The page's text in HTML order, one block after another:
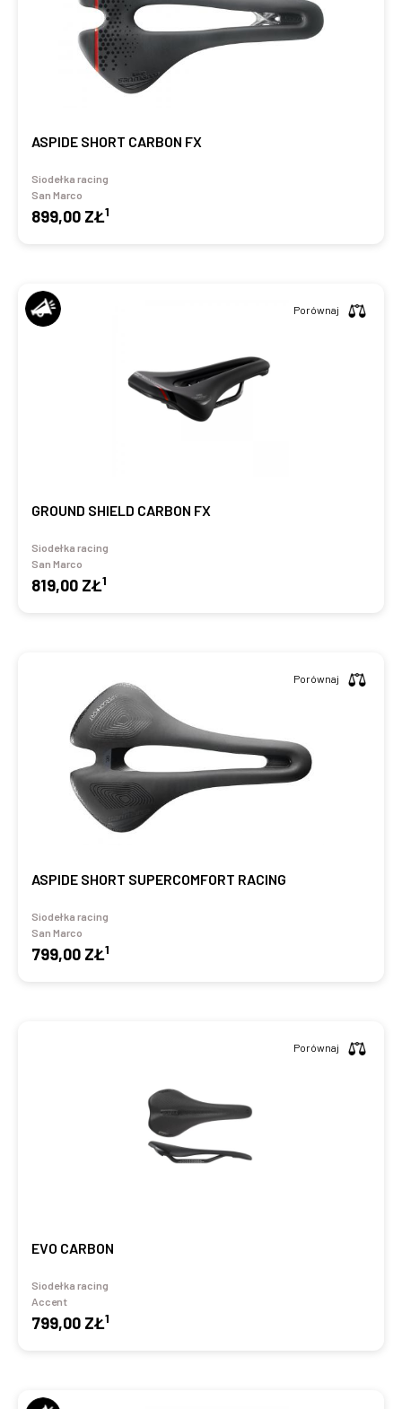
ASPIDE SHORT CARBON FX
Siodełka racing
San Marco
899,00 ZŁ1
GROUND SHIELD CARBON FX
Siodełka racing
San Marco
819,00 ZŁ1
Porównaj
ASPIDE SHORT SUPERCOMFORT RACING
Siodełka racing
San Marco
799,00 ZŁ1
Porównaj
EVO CARBON
Siodełka racing
Accent
799,00 ZŁ1
Porównaj